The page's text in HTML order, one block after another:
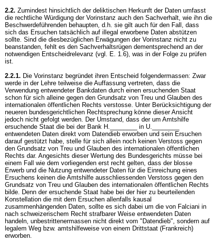
2.2. Zumindest hinsichtlich der deliktischen Herkunft der Daten umfasst
die rechtliche Würdigung der Vorinstanz auch den Sachverhalt, wie ihn die
Beschwerdeführenden behaupten, d.h. sie gilt auch für den Fall, dass
sich das Ersuchen tatsächlich auf illegal erworbene Daten abstützen
sollte. Sind die diesbezüglichen Erwägungen der Vorinstanz nicht zu
beanstanden, fehlt es den Sachverhaltsrügen dementsprechend an der
notwendigen Entscheidrelevanz (vgl. E. 1.6), was in der Folge zu prüfen
ist.
2.2.1. Die Vorinstanz begründet ihren Entscheid folgendermassen: Zwar
werde in der Lehre teilweise die Auffassung vertreten, dass die
Verwendung entwendeter Bankdaten durch einen ersuchenden Staat
schon für sich alleine gegen den Grundsatz von Treu und Glauben des
internationalen öffentlichen Rechts verstosse. Unter Berücksichtigung der
neueren bundesgerichtlichen Rechtsprechung könne dieser Ansicht
jedoch nicht gefolgt werden. Der Umstand, dass der um Amtshilfe
ersuchende Staat die bei der Bank H.________ in U.________
entwendeten Daten direkt vom Datendieb erworben und sein Ersuchen
darauf gestützt habe, stelle für sich allein noch keinen Verstoss gegen
den Grundsatz von Treu und Glauben des internationalen öffentlichen
Rechts dar. Angesichts dieser Wertung des Bundesgerichts müsse bei
einem Fall wie dem vorliegenden erst recht gelten, dass der blosse
Erwerb und die Nutzung entwendeter Daten für die Einreichung eines
Ersuchens keinen die Amtshilfe ausschliessenden Verstoss gegen den
Grundsatz von Treu und Glauben des internationalen öffentlichen Rechts
bilde. Denn der ersuchende Staat habe bei der hier zu beurteilenden
Konstellation die mit dem Ersuchen allenfalls kausal
zusammenhängenden Daten, sollte es sich dabei um die von Falciani in
nach schweizerischem Recht strafbarer Weise entwendeten Daten
handeln, unbestrittenermassen nicht direkt vom "Datendieb", sondern auf
legalem Weg bzw. amtshilfeweise von einem Drittstaat (Frankreich)
erworben.